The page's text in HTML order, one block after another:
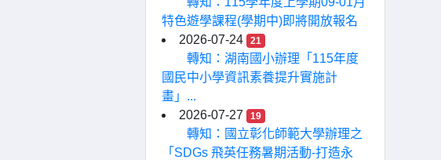
特色遊學課程(學期中)即將開放報名
2026-07-24
21
轉知：湖南國小辦理「115年度
國民中小學資訊素養提升實施計
畫」...
2026-07-27
19
轉知：國立彰化師範大學辦理之
「SDGs 飛英任務暑期活動-打造永